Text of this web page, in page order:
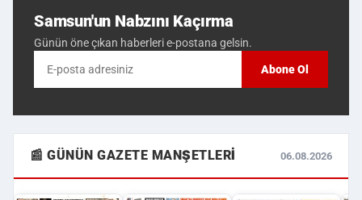
Samsun'un Nabzını Kaçırma
Günün öne çıkan haberleri e-postana gelsin.
Abone Ol
📰 GÜNÜN GAZETE MANŞETLERI 06.08.2026